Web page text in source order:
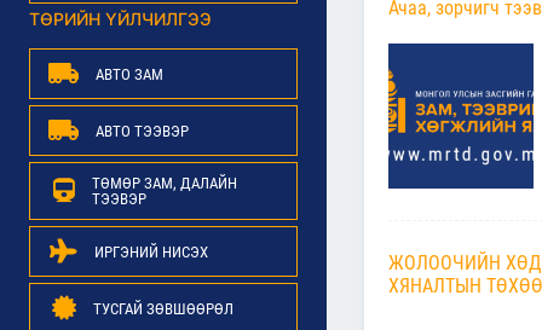
ТӨРИЙН ҮЙЛЧИЛГЭЭ
АВТО ЗАМ
АВТО ТЭЭВЭР
ТӨМӨР ЗАМ, ДАЛАЙН
ТЭЭВЭР
ИРГЭНИЙ НИСЭХ
ТУСГАЙ ЗӨВШӨӨРӨЛ
Ачаа, зорчигч
ЖОЛООЧИЙН
ХЯНАЛТЫН